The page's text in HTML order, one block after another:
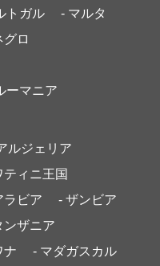
トガル
- マルタ
ロ
ーマニア
ルジェリア
ティニ王国
ラビア
- ザンビア
ンザニア
ナ
- マダガスカル